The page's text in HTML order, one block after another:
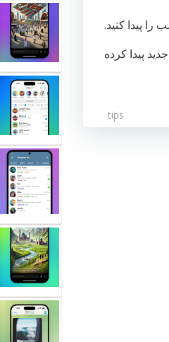
پیدا کنید.
پیدا کرده
tips